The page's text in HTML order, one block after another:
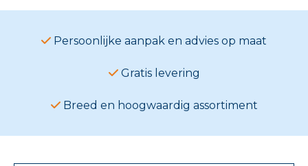
Persoonlijke aanpak en advies op maat
Gratis levering
Breed en hoogwaardig assortiment